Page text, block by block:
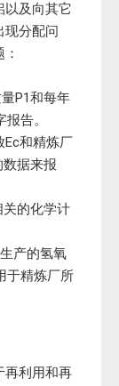
以及向其它
现分配问
P1和每年
告。
Ec和精炼厂
据来报
关的化学计
产的氢氧
于精炼厂所
再利用和再